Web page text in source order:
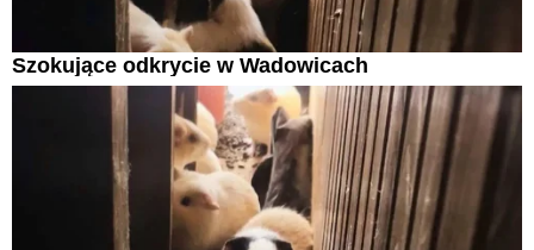
Szokujące odkrycie w Wadowicach